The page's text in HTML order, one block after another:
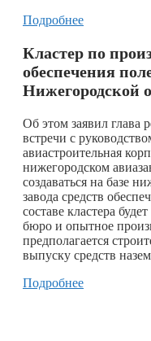
Подробнее
Кластер по
обеспечения
Нижегородской
Об этом заявил глава
встречи с
авиастроительная
нижегородском
создаваться на базе
завода средств
составе кластера
бюро и опытное
предполагается
выпуску средств
Подробнее